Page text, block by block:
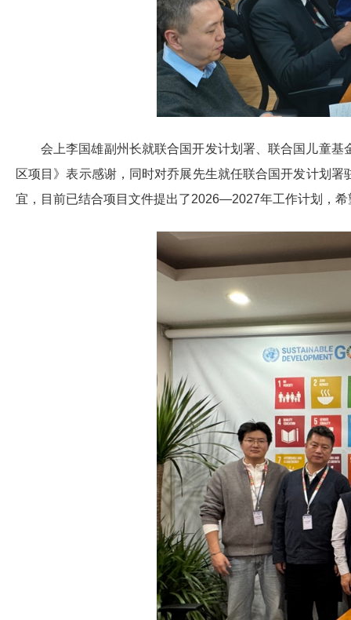
会上李国雄副州长就联合国开发计划署、联合国儿童
区项目》表示感谢，同时对乔展先生就任联合国开发计划署
宜，目前已结合项目文件提出了2026—2027年工作计划，